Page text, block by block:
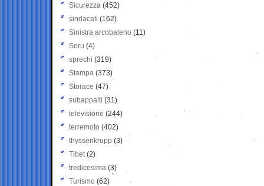
Sicurezza (452)
sindacati (162)
Sinistra arcobaleno (11)
Soru (4)
sprechi (319)
Stampa (373)
Storace (47)
subappalti (31)
televisione(244)
terremoto (402)
thyssenkrupp (3)
Tibet(2)
tredicesima (3)
Turismo (62)